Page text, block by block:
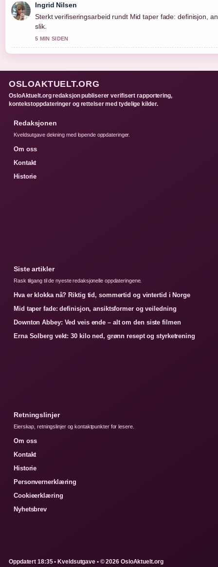
Ingrid Nilsen
Sterkt verifiseringsarbeid rundt Mid taper fade: definisjon,
slik.
5 MIN SIDEN
OSLOAKTUELT.ORG
OsloAktuelt.org redaksjon publiserer verifisert rapportering,
kontekstoppdateringer og rettelser med tydelige kilder.
Redaksjonen
Kveldsutgave dekning med lopende oppdateringer.
Om oss
Kontakt
Historie
Siste artikler
Rask tilgang til de nyeste redaksjonelle oppdateringene.
Hva er klokka nå? Riktig tid, sommertid og vintertid i Norge
Mid taper fade: definisjon, ansiktsformer og veiledning
Downton Abbey: Ved veis ende – alt om den siste filmen
Erna Solberg vekt: 30 kilo ned, grønn resept og styrketrening
Retningslinjer
Eierskap, retningslinjer og kontaktpunkter for lesere.
Om oss
Kontakt
Historie
Personvernerklæring
Cookieerklæring
Nyhetsbrev
Oppdatert 18:35 • Kveldsutgave • © 2026 OsloAktuelt.org